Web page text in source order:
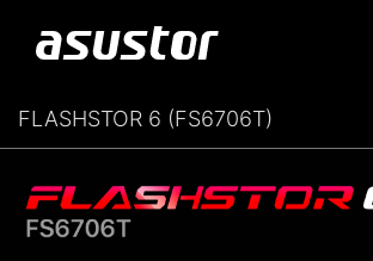
FLASHSTOR 6 (FS6706T)